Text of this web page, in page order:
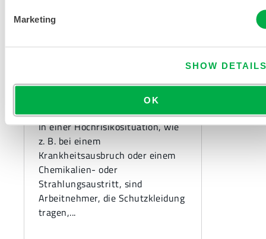
Marketing
SHOW
OK
und Ablegeprozeduren
In einer Hochrisikosituation, wie
z. B. bei einem
Krankheitsausbruch oder einem
Chemikalien- oder
Strahlungsaustritt, sind
Arbeitnehmer, die Schutzkleidung
tragen,...